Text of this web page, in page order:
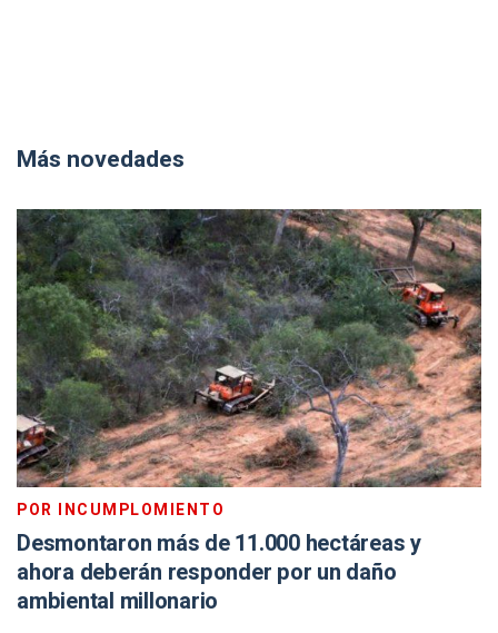
Más novedades
POR INCUMPLOMIENTO
Desmontaron más de 11.000 hectáreas y
ahora deberán responder por un daño
ambiental millonario